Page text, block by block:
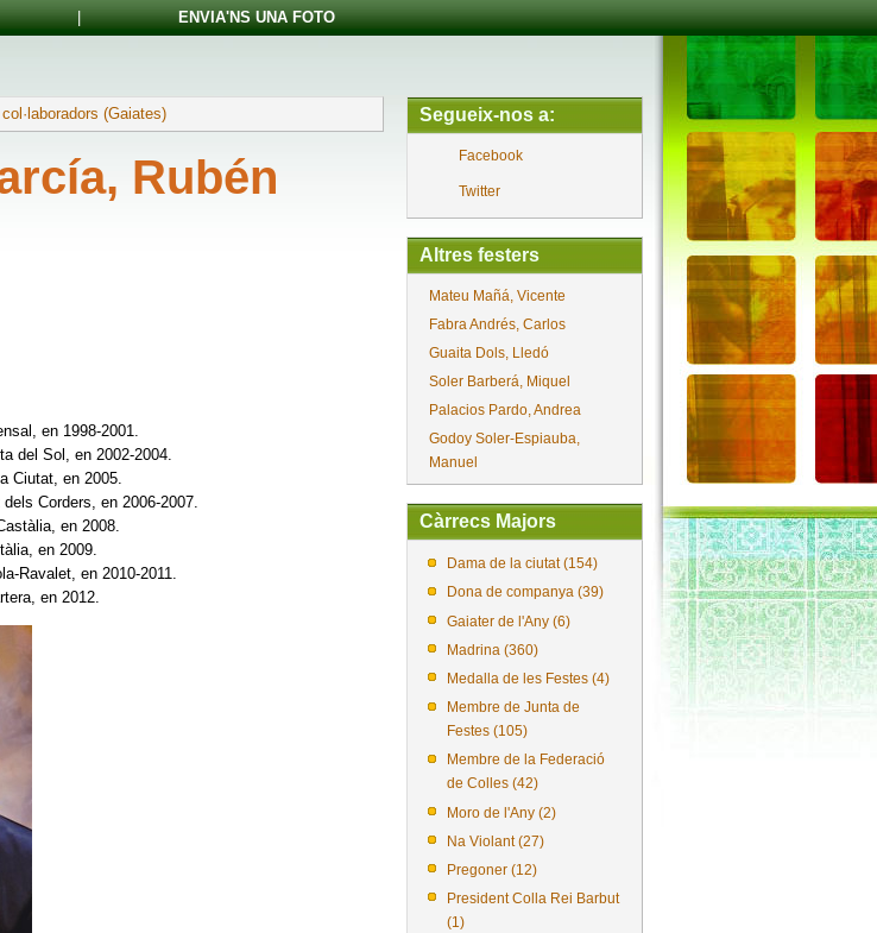
| ENVIA'NS UNA FOTO
(Gaiates)
Rubén
en 1998-2001.
del Sol, en 2002-2004.
Ciutat, en 2005.
Corders, en 2006-2007.
en 2008.
en 2009.
Ravalet, en 2010-2011.
en 2012.
Segueix-nos a:
Facebook
Twitter
Altres festers
Mateu Mañá, Vicente
Fabra Andrés, Carlos
Guaita Dols, Lledó
Soler Barberá, Miquel
Palacios Pardo, Andrea
Godoy Soler-Espiauba,
Manuel
Càrrecs Majors
Dama de la ciutat (154)
Dona de companya (39)
Gaiater de l'Any (6)
Madrina (360)
Medalla de les Festes (4)
Membre de Junta de
Festes (105)
Membre de la Federació
de Colles (42)
Moro de l'Any (2)
Na Violant (27)
Pregoner (12)
President Colla Rei Barbut
(1)